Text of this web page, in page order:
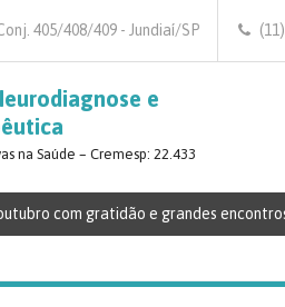
405/408/409 - Jundiaí/SP
e
na Saúde – Cremesp: 22.433
com gratidão e grandes